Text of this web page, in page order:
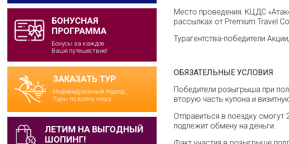
БОНУСНАЯ
ПРОГРАММА
Бонусы за каждое
Ваше путешествие!
ЗАКАЗАТЬ ТУР
Индивидуальный подход.
Туры по всему миру
ЛЕТИМ НА ВЫГОДНЫЙ
ШОПИНГ!
Место проведения: КЦДС
рассылках от Premium Travel
Турагентства-победители
ОБЯЗАТЕЛЬНЫЕ УСЛОВИЯ
Победители розыгрыша при
вторую часть купона и
Отправиться в поездку
подлежит обмену на деньги.